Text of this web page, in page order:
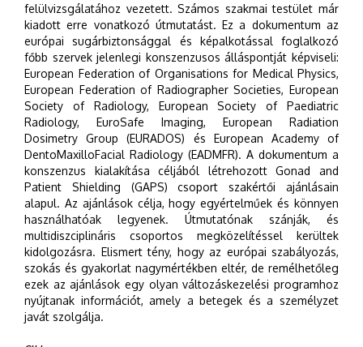
felülvizsgálatához vezetett. Számos szakmai testület már
kiadott erre vonatkozó útmutatást. Ez a dokumentum az
európai sugárbiztonsággal és képalkotással foglalkozó
főbb szervek jelenlegi konszenzusos álláspontját képviseli:
European Federation of Organisations for Medical Physics,
European Federation of Radiographer Societies, European
Society of Radiology, European Society of Paediatric
Radiology, EuroSafe Imaging, European Radiation
Dosimetry Group (EURADOS) és European Academy of
DentoMaxilloFacial Radiology (EADMFR). A dokumentum a
konszenzus kialakítása céljából létrehozott Gonad and
Patient Shielding (GAPS) csoport szakértői ajánlásain
alapul. Az ajánlások célja, hogy egyértelműek és könnyen
használhatóak legyenek. Útmutatónak szánják, és
multidiszciplináris csoportos megközelítéssel kerültek
kidolgozásra. Elismert tény, hogy az európai szabályozás,
szokás és gyakorlat nagymértékben eltér, de remélhetőleg
ezek az ajánlások egy olyan változáskezelési programhoz
nyújtanak információt, amely a betegek és a személyzet
javát szolgálja.